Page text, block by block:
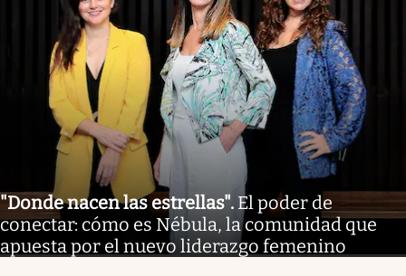
"Donde nacen las estrellas". El poder de
conectar: cómo es Nébula, la comunidad que
apuesta por el nuevo liderazgo femenino